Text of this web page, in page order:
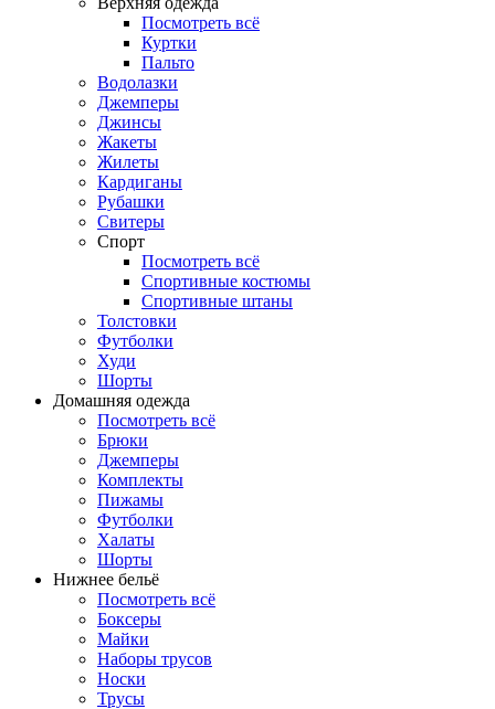
Посмотреть всё
Куртки
Пальто
Водолазки
Джемперы
Джинсы
Жакеты
Жилеты
Кардиганы
Рубашки
Свитеры
Спорт
Посмотреть всё
Спортивные костюмы
Спортивные штаны
Толстовки
Футболки
Худи
Шорты
Домашняя одежда
Посмотреть всё
Брюки
Джемперы
Комплекты
Пижамы
Футболки
Халаты
Шорты
Нижнее бельё
Посмотреть всё
Боксеры
Майки
Наборы трусов
Носки
Трусы